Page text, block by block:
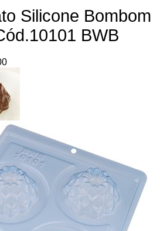
Silicone Bombom
BWB